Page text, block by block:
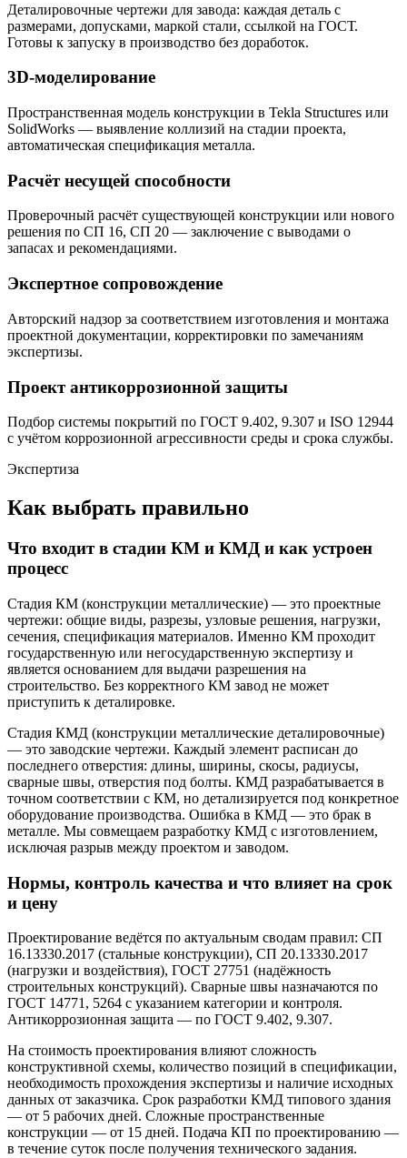
Деталировочные чертежи для завода: каждая деталь с
размерами, допусками, маркой стали, ссылкой на ГОСТ.
Готовы к запуску в производство без доработок.
3D-моделирование
Пространственная модель конструкции в Tekla Structures или
SolidWorks — выявление коллизий на стадии проекта,
автоматическая спецификация металла.
Расчёт несущей способности
Проверочный расчёт существующей конструкции или нового
решения по СП 16, СП 20 — заключение с выводами о
запасах и рекомендациями.
Экспертное сопровождение
Авторский надзор за соответствием изготовления и монтажа
проектной документации, корректировки по замечаниям
экспертизы.
Проект антикоррозионной защиты
Подбор системы покрытий по ГОСТ 9.402, 9.307 и ISO 12944
с учётом коррозионной агрессивности среды и срока службы.
Экспертиза
Как выбрать правильно
Что входит в стадии КМ и КМД и как устроен
процесс
Стадия КМ (конструкции металлические) — это проектные
чертежи: общие виды, разрезы, узловые решения, нагрузки,
сечения, спецификация материалов. Именно КМ проходит
государственную или негосударственную экспертизу и
является основанием для выдачи разрешения на
строительство. Без корректного КМ завод не может
приступить к деталировке.
Стадия КМД (конструкции металлические деталировочные)
— это заводские чертежи. Каждый элемент расписан до
последнего отверстия: длины, ширины, скосы, радиусы,
сварные швы, отверстия под болты. КМД разрабатывается в
точном соответствии с КМ, но детализируется под конкретное
оборудование производства. Ошибка в КМД — это брак в
металле. Мы совмещаем разработку КМД с изготовлением,
исключая разрыв между проектом и заводом.
Нормы, контроль качества и что влияет на срок
и цену
Проектирование ведётся по актуальным сводам правил: СП
16.13330.2017 (стальные конструкции), СП 20.13330.2017
(нагрузки и воздействия), ГОСТ 27751 (надёжность
строительных конструкций). Сварные швы назначаются по
ГОСТ 14771, 5264 с указанием категории и контроля.
Антикоррозионная защита — по ГОСТ 9.402, 9.307.
На стоимость проектирования влияют сложность
конструктивной схемы, количество позиций в спецификации,
необходимость прохождения экспертизы и наличие исходных
данных от заказчика. Срок разработки КМД типового здания
— от 5 рабочих дней. Сложные пространственные
конструкции — от 15 дней. Подача КП по проектированию —
в течение суток после получения технического задания.